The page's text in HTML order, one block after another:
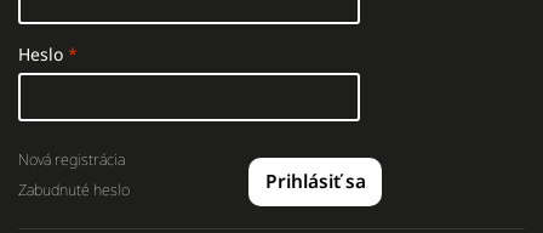
Heslo
Prihlásiť sa
Nová registrácia
Zabudnuté heslo